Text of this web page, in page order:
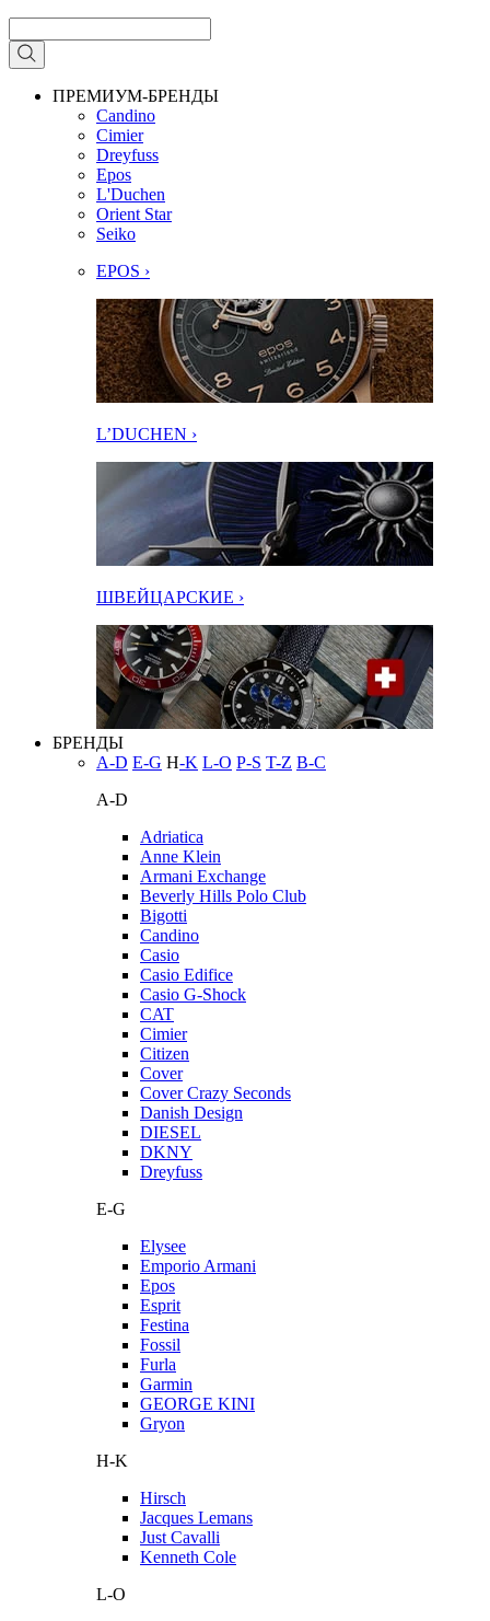
ПРЕМИУМ-БРЕНДЫ
Candino
Cimier
Dreyfuss
Epos
L'Duchen
Orient Star
Seiko
EPOS ›
L’DUCHEN ›
ШВЕЙЦАРСКИЕ ›
БРЕНДЫ
A-D E-G H-K L-O P-S T-Z В-С
A-D
Adriatica
Anne Klein
Armani Exchange
Beverly Hills Polo Club
Bigotti
Candino
Casio
Casio Edifice
Casio G-Shock
CAT
Cimier
Citizen
Cover
Cover Crazy Seconds
Danish Design
DIESEL
DKNY
Dreyfuss
E-G
Elysee
Emporio Armani
Epos
Esprit
Festina
Fossil
Furla
Garmin
GEORGE KINI
Gryon
H-K
Hirsch
Jacques Lemans
Just Cavalli
Kenneth Cole
L-O